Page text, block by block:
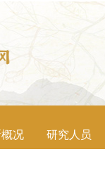
况 研究人员